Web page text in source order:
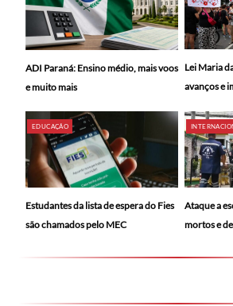
ADI Paraná: Ensino médio, mais voos
e muito mais
Lei Maria
avanços e
EDUCAÇÃO
Estudantes da lista de espera do Fies
são chamados pelo MEC
Ataque a
mortos e